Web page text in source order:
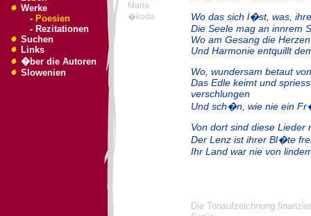
Werke
- Poesien
- Rezitationen
Suchen
Links
�ber die Autoren
Slowenien
Maria
�koda
Wo das sich l�st, was,
Die Seele mag an innrem
Wo am Gesang die
Und Harmonie entquillt
Wo, wundersam betaut
Das Edle keimt und
verschlungen
Und sch�n, wie nie ein
Von dort sind diese Lieder
Der Lenz ist ihrer Bl�te
Ihr Land war nie von
Die Tonaufzeichnung